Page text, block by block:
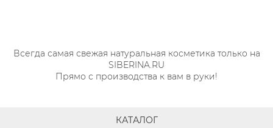
Всегда самая свежая натуральная косметика только на
SIBERINA.RU
Прямо с производства к вам в руки!
КАТАЛОГ